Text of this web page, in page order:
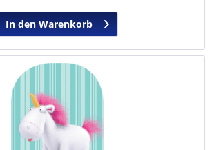
In den Warenkorb